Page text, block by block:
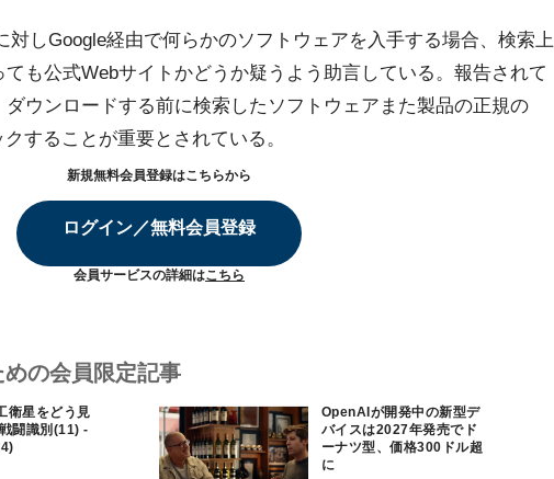
対しGoogle経由で何らかのソフトウェアを入手する場合、検索上
も公式Webサイトかどうか疑うよう助言している。報告されて
ウンロードする前に検索したソフトウェアまた製品の正規の
することが重要とされている。
新規無料会員登録はこちらから
ログイン／無料会員登録
会員サービスの詳細はこちら
の会員限定記事
衛星をどう見
闘識別(11) -
OpenAIが開発中の新型デ
バイスは2027年発売でド
ーナツ型、価格300ドル超
に